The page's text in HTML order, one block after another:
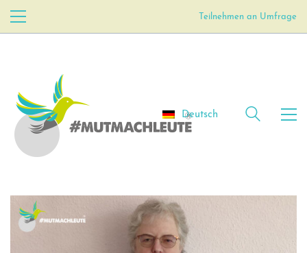
Teilnehmen an Umfrage
Deutsch